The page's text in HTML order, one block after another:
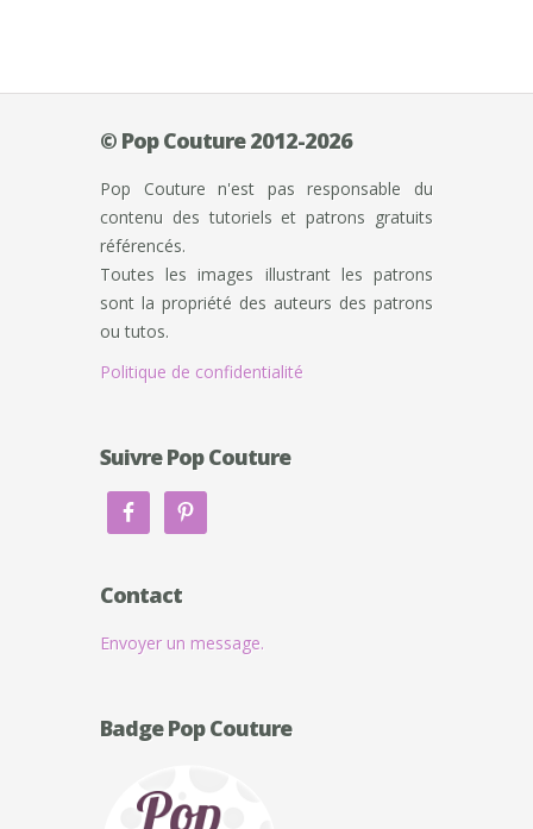
© Pop Couture 2012-2026
Pop Couture n'est pas responsable du
contenu des tutoriels et patrons gratuits
référencés.
Toutes les images illustrant les patrons
sont la propriété des auteurs des patrons
ou tutos.
Politique de confidentialité
Suivre Pop Couture
Contact
Envoyer un message.
Badge Pop Couture